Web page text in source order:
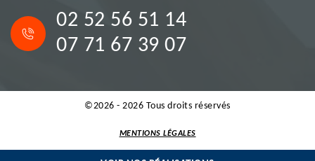
02 52 56 51 14
07 71 67 39 07
©2026 - 2026 Tous droits réservés
MENTIONS LÉGALES